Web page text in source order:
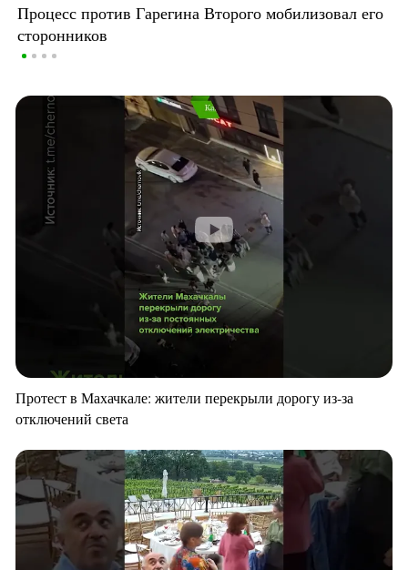
Процесс против Гарегина Второго мобилизовал его
сторонников
Протест в Махачкале: жители перекрыли дорогу из-за
отключений света